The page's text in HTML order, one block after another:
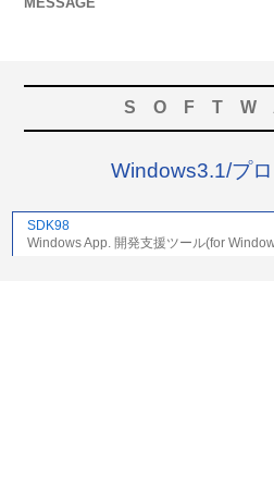
Windows3.1/プ
SDK98
Windows App. 開発支援ツール(for